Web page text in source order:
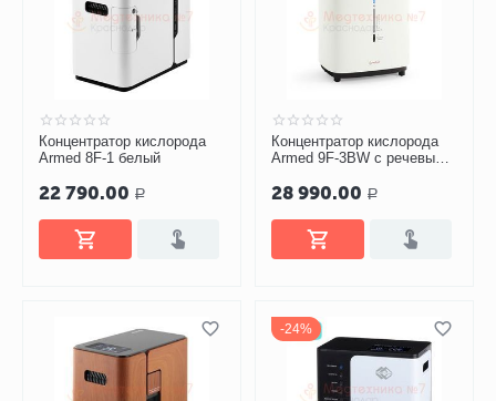
Концентратор кислорода
Armed 8F-1 белый
22 790.00 Р
Концентратор кислорода
Аrmed 9F-3BW с речевым
28 990.00 Р
24%